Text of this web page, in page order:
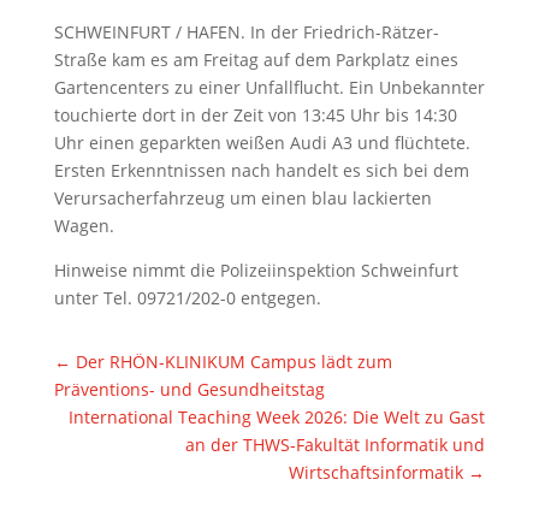
SCHWEINFURT / HAFEN. In der Friedrich-Rätzer-
Straße kam es am Freitag auf dem Parkplatz eines
Gartencenters zu einer Unfallflucht. Ein Unbekannter
touchierte dort in der Zeit von 13:45 Uhr bis 14:30
Uhr einen geparkten weißen Audi A3 und flüchtete.
Ersten Erkenntnissen nach handelt es sich bei dem
Verursacherfahrzeug um einen blau lackierten
Wagen.
Hinweise nimmt die Polizeiinspektion Schweinfurt
unter Tel. 09721/202-0 entgegen.
← Der RHÖN-KLINIKUM Campus lädt zum
Präventions- und Gesundheitstag
International Teaching Week 2026: Die Welt zu Gast
an der THWS-Fakultät Informatik und
Wirtschaftsinformatik →